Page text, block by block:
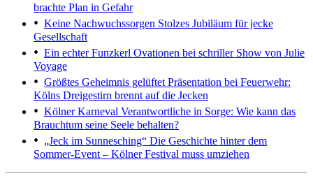
brachte Plan in Gefahr
Keine Nachwuchssorgen Stolzes Jubiläum für jecke
Gesellschaft
Ein echter Funzkerl Ovationen bei schriller Show von Julie
Voyage
Größtes Geheimnis gelüftet Präsentation bei Feuerwehr:
Kölns Dreigestirn brennt auf die Jecken
Kölner Karneval Verantwortliche in Sorge: Wie kann das
Brauchtum seine Seele behalten?
„Jeck im Sunnesching“ Die Geschichte hinter dem
Sommer-Event – Kölner Festival muss umziehen